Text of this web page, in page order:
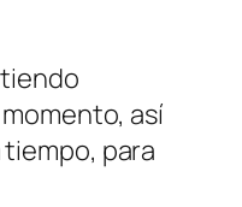
así
para